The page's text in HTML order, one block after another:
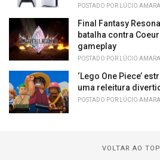
POSTADO POR LÚCIO
Final Fantasy
batalha contra
gameplay
POSTADO POR LÚCIO
‘Lego One Piece’
uma releitura
POSTADO POR LÚCIO
VOLTAR AO